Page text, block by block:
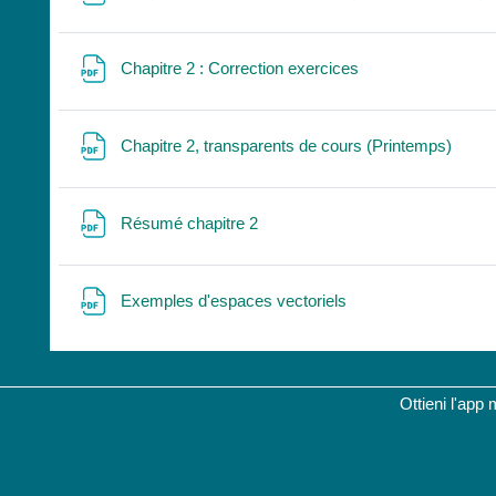
Chapitre 2 : Correction exercices
Chapitre 2, transparents de cours (Printemps)
Résumé chapitre 2
Exemples d'espaces vectoriels
Ottieni l'app